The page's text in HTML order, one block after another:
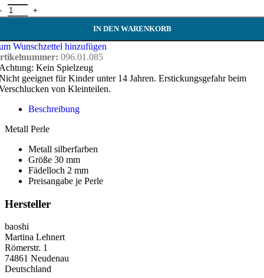
Herz Perle - 30 mm Menge
IN DEN WARENKORB
Wunschzettel hinzufügen
096.01.085
Kein Spielzeug
geeignet für Kinder unter 14 Jahren. Erstickungsgefahr beim
von Kleinteilen.
Beschreibung
Metall Perle
Metall silberfarben
Größe 30 mm
Fädelloch 2 mm
Preisangabe je Perle
Hersteller
baoshi
Martina Lehnert
Römerstr. 1
74861 Neudenau
Deutschland